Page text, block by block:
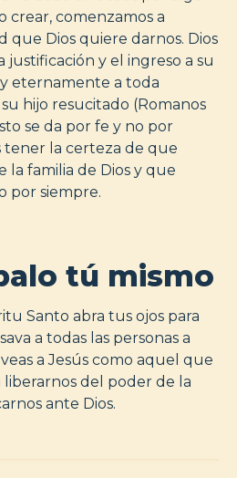
crear, comenzamos a
que Dios quiere darnos. Dios
y el ingreso a su
eternamente a toda
hijo resucitado (Romanos
se da por fe y no por
tener la certeza de que
la familia de Dios y que
por siempre.
tú mismo
Santo abra tus ojos para
a todas las personas a
a Jesús como aquel que
del poder de la
ante Dios.